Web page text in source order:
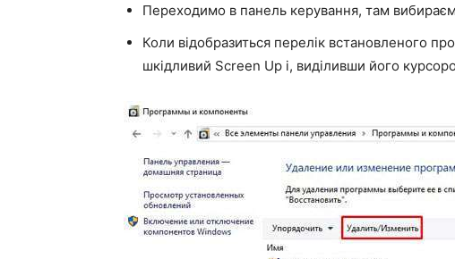
Переходимо в панель керування, там
Коли відобразиться перелік встановленого
шкідливий Screen Up і, виділивши його